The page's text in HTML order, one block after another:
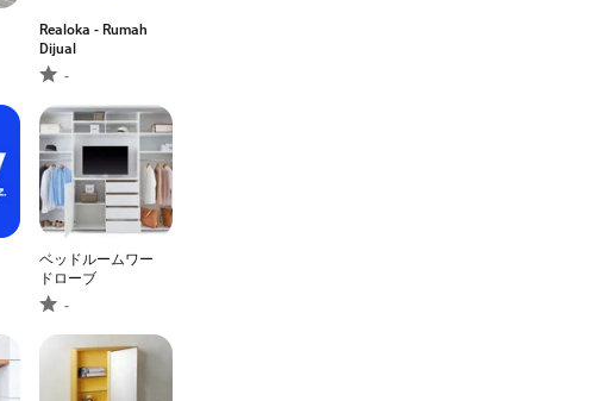
Realoka - Rumah
Dijual
-
ベッドルームワー
ドローブ
-